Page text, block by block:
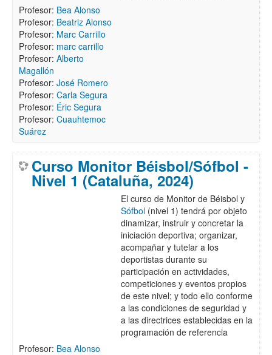
Profesor: Bea Alonso
Profesor: Beatriz Alonso
Profesor: Marc Carrillo
Profesor: marc carrillo
Profesor: Alberto
Magallón
Profesor: José Romero
Profesor: Carla Segura
Profesor: Éric Segura
Profesor: Cuauhtemoc
Suárez
Curso Monitor Béisbol/Sófbol -
Nivel 1 (Cataluña, 2024)
El curso de Monitor de Béisbol y
Sófbol (nivel 1) tendrá por objeto
dinamizar, instruir y concretar la
iniciación deportiva; organizar,
acompañar y tutelar a los
deportistas durante su
participación en actividades,
competiciones y eventos propios
de este nivel; y todo ello conforme
a las condiciones de seguridad y
a las directrices establecidas en la
programación de referencia
Profesor: Bea Alonso